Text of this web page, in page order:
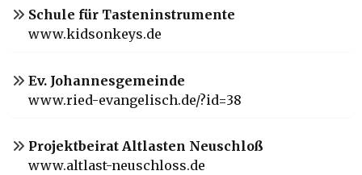
Schule für Tasteninstrumente
www.kidsonkeys.de
Ev. Johannesgemeinde
www.ried-evangelisch.de/?id=38
Projektbeirat Altlasten Neuschloß
www.altlast-neuschloss.de